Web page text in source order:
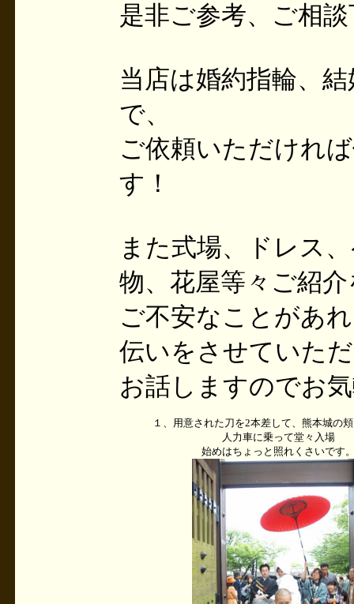
是非ご参考、ご相
当店は婚約指輪、
で、
ご依頼いただけれ
す！
また式場、ドレス
物、花屋等々ご紹
ご不安なことがあ
伝いをさせていた
お話しますのでお
１、用意された刀を2本差して、熊本城の
人力車に乗って堂々入場
始めはちょっと照れくさいです